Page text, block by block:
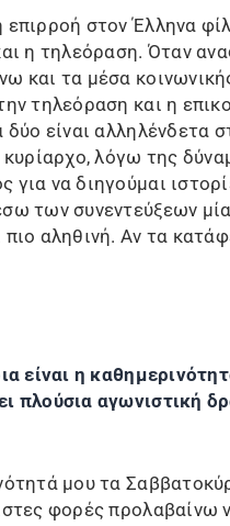
επιρροή στον Έλληνα
η τηλεόραση. Όταν
και τα μέσα
τηλεόραση και η
δύο είναι αλληλένδετα
κυρίαρχο, λόγω της
για να διηγούμαι
των συνεντεύξεων
αληθινή. Αν τα
είναι η
πλούσια αγωνιστική
μου τα
φορές προλαβαίνω